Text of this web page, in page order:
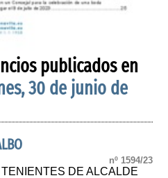
publicados en
30 de junio de
nº 1594/23
DE ALCALDE